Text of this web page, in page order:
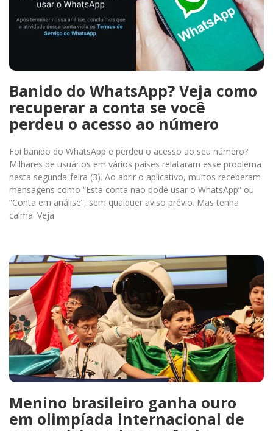
Banido do WhatsApp? Veja como
recuperar a conta se você
perdeu o acesso ao número
Foi banido do WhatsApp e perdeu o acesso ao seu número?
Milhares de usuários em vários países relataram esse problema
nesta segunda-feira (3). Ao abrir o aplicativo, muitos receberam
mensagens como “Esta conta não pode usar o WhatsApp” ou
“Conta em análise”, sem qualquer aviso prévio. Mas tenha
calma. Veja
Menino brasileiro ganha ouro
em olimpíada internacional de